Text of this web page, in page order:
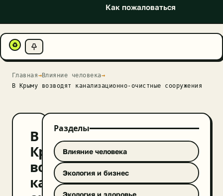
Как пожаловаться
♻
Главная→Влияние человека→
В Крыму возводят канализационно-очистные сооружения
В
Крыму
возводят
канализационно-
Разделы
Влияние человека
Экология и бизнес
Экология и здоровье